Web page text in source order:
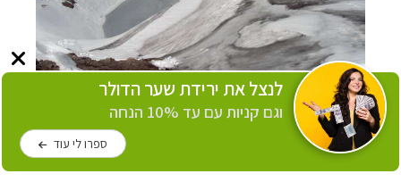
הקרחון על פסגת המרמולדה, נופים בלבן לא רק
לגולשי סקי
(צילום: הילה וייס)
לנצל את ירידת שער הדולר
וגם קניות עם עד 10% הנחה
ספרו לי עוד